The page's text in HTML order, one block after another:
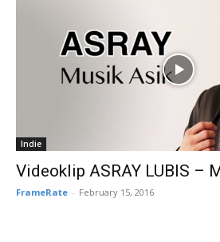
Indie
Videoklip ASRAY LUBIS –
FrameRate - February 15, 2016